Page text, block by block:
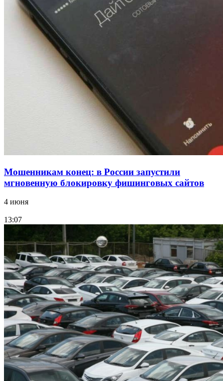
12:39
Сладкий праздник в Волгограде: в Центральном
парке прошёл фестиваль „Арбузный переполох“
Волгоградские компании нарастили экспорт:
заключены контракты на 3,6 млн долларов
Мошенникам конец: в России запустили
мгновенную блокировку фишинговых сайтов
4 июня
13:07